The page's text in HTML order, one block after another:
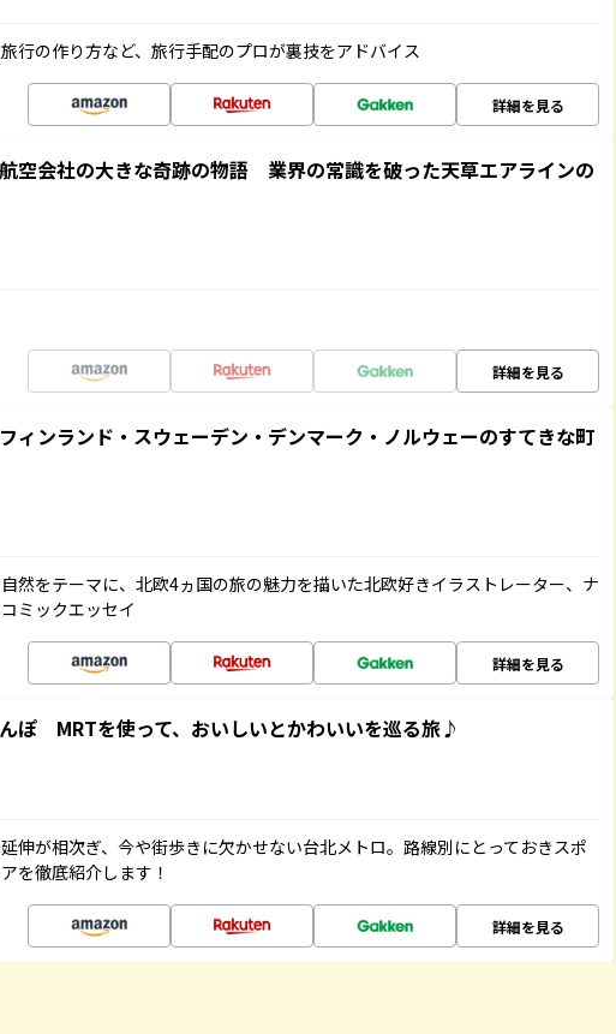
行の作り方など、旅行手配のプロが裏技をアドバイス
詳細を見る
空会社の大きな奇跡の物語 業界の常識を破った天草エアラインの
詳細を見る
ィンランド・スウェーデン・デンマーク・ノルウェーのすてきな町
然をテーマに、北欧4ヵ国の旅の魅力を描いた北欧好きイラストレーター、ナ
ミックエッセイ
詳細を見る
ぽ MRTを使って、おいしいとかわいいを巡る旅♪
伸が相次ぎ、今や街歩きに欠かせない台北メトロ。路線別にとっておきスポ
を徹底紹介します！
詳細を見る